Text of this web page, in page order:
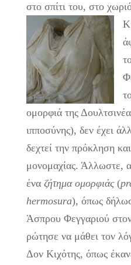
στο σπίτι του, στο
ομορφιά της
ιπποσύνης), δεν έχει
δεχτεί την πρόκληση
μονομαχίας. Άλλωστε,
ένα ζήτημα ομορφιάς(
hermosura), όπως
Άσπρου Φεγγαριού
ρώτησε να μάθει τον
Δον Κιχότης, όπως